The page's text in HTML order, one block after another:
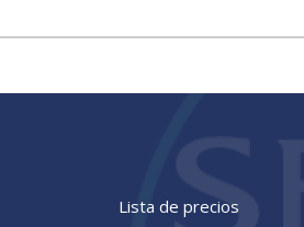
Lista de precios